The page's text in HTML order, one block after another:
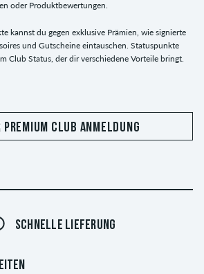
oder Produktbewertungen.
kannst du gegen exklusive Prämien, wie signierte
und Gutscheine eintauschen. Statuspunkte
Club Status, der dir verschiedene Vorteile bringt.
PREMIUM CLUB ANMELDUNG
SCHNELLE LIEFERUNG